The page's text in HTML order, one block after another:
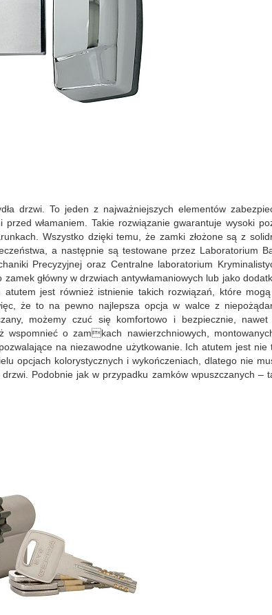
drzwi. To jeden z najważniejszych elementów
włamaniem. Takie rozwiązanie gwarantuje wysoki
Wszystko dzięki temu, że zamki złożone są z
a następnie są testowane przez Laboratorium
Precyzyjnej oraz Centralne laboratorium
główny w drzwiach antywłamaniowych lub jako
atutem jest również istnienie takich rozwiązań, które
że to na pewno najlepsza opcja w walce z
możemy czuć się komfortowo i bezpiecznie, nawet
wspomnieć o zamkach nawierzchniowych,
na niezawodne użytkowanie. Ich atutem jest nie
opcjach kolorystycznych i wykończeniach, dlatego nie
Podobnie jak w przypadku zamków wpuszczanych –